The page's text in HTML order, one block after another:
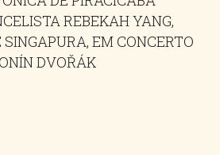
REBEKAH YANG,
EM CONCERTO
DVOŘÁK